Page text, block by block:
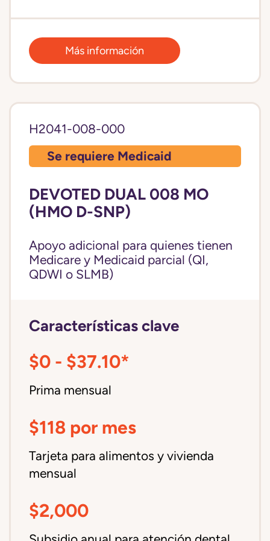
Más información
H2041-008-000
Se requiere Medicaid
DEVOTED DUAL 008 MO
(HMO D-SNP)
Apoyo adicional para quienes tienen
Medicare y Medicaid parcial (QI,
QDWI o SLMB)
Características clave
$0 - $37.10*
Prima mensual
$118 por mes
Tarjeta para alimentos y vivienda
mensual
$2,000